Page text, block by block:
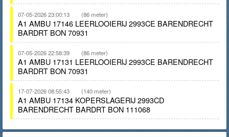
07-05-2026 23:00:13 (86 meter)
A1 AMBU 17146 LEERLOOIERIJ 2993CE BARENDRECHT
BARDRT BON 70931
07-05-2026 22:58:39 (86 meter)
A1 AMBU 17131 LEERLOOIERIJ 2993CE BARENDRECHT
BARDRT BON 70931
17-07-2026 08:55:43 (140 meter)
A1 AMBU 17134 KOPERSLAGERIJ 2993CD
BARENDRECHT BARDRT BON 111068